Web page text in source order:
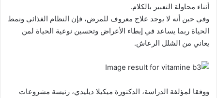
أثناء محاولة التعبير بالكلام.
وفي حين أنه لا يوجد علاج معروف للمرض، فإن النظام الغذائي ونمط
الحياة ربما يساعد في إبطاء الأعراض وتحسين نوعية الحياة لمن
يعاني من الشلل الرعاش.
ووفقا لمؤلفة الدراسة، الدكتورة ميكيلا ديليدي، رئيسة مشروعات